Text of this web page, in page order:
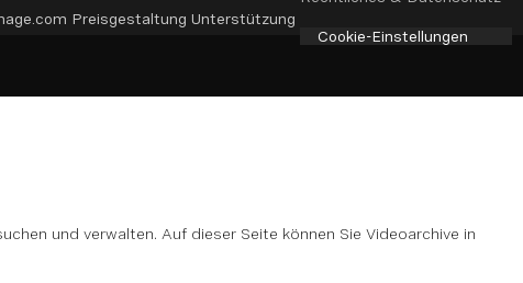
Preisgestaltung Unterstützung
Cookie-Einstellungen
und verwalten. Auf dieser Seite können Sie Videoarchive in